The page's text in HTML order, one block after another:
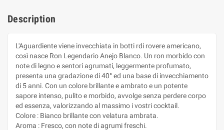
Description
L'Aguardiente viene invecchiata in botti rdi rovere americano,
così nasce Ron Legendario Anejo Blanco. Un ron morbido con
note di legno e sentori agrumati, leggermente profumato,
presenta una gradazione di 40° ed una base di invecchiamento
di 5 anni. Con un colore brillante e ambrato e un potente
sapore intenso, pulito e morbido, avvolge senza perdere corpo
ed essenza, valorizzando al massimo i vostri cocktail.
Colore : Bianco brillante con velatura ambrata.
Aroma : Fresco, con note di agrumi freschi.